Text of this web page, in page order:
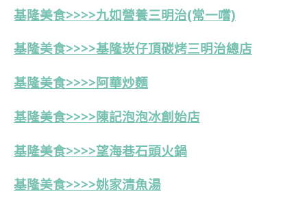
基隆美食>>>>九如營養三明治(常一嚐)
基隆美食>>>>基隆崁仔頂碳烤三明治總店
基隆美食>>>>阿華炒麵
基隆美食>>>>陳記泡泡冰創始店
基隆美食>>>>望海巷石頭火鍋
基隆美食>>>>姚家清魚湯